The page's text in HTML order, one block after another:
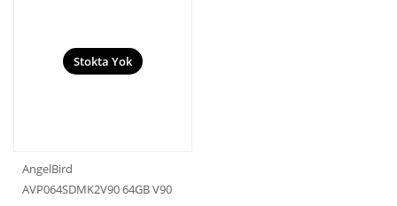
Stokta Yok
AngelBird
AVP064SDMK2V90 64GB V90